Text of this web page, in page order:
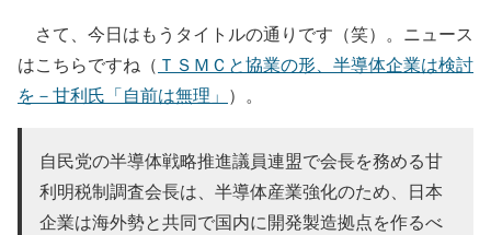
さて、今日はもうタイトルの通りです（笑）。ニュース
はこちらですね（ ＴＳＭＣと協業の形、半導体企業は検討
を－甘利氏「自前は無理」 ）。
自民党の半導体戦略推進議員連盟で会長を務める甘
利明税制調査会長は、半導体産業強化のため、日本
企業は海外勢と共同で国内に開発製造拠点を作るべ